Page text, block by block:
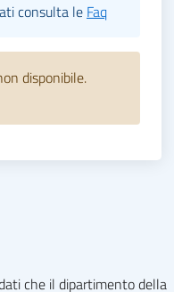
consulta le Faq
disponibile.
che il dipartimento della